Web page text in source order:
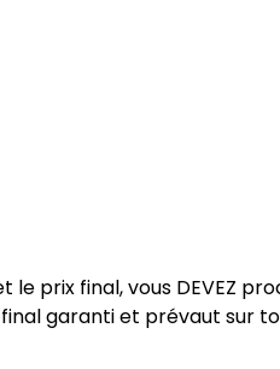
prix final, vous DEVEZ
garanti et prévaut sur